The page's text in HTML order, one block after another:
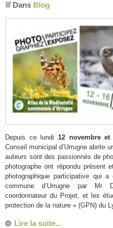
Dans Blog
Depuis ce lundi 12 novembre
Conseil municipal d’Urrugne abrite
auteurs sont des passionnés de
photographe ont répondu présent
photographique participative qui
commune d’Urrugne par Mr
coordonnateur du Projet, et les
protection de la nature » (GPN) du
Lire la suite...